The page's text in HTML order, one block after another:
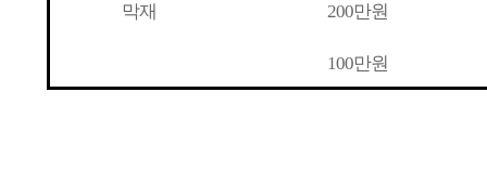
막재 200만원
100만원